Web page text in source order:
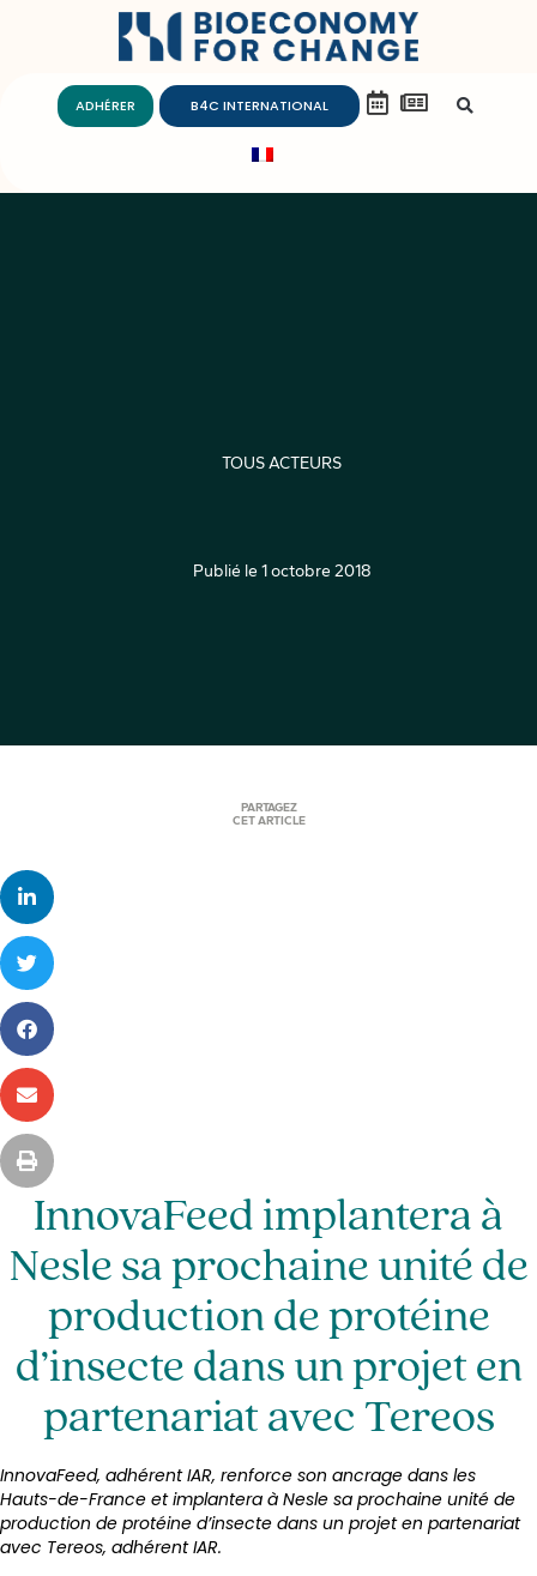
ADHÉRER B4C INTERNATIONAL
TOUS ACTEURS
Publié le 1 octobre 2018
PARTAGEZ
CET ARTICLE
InnovaFeed implantera à
Nesle sa prochaine unité de
production de protéine
d’insecte dans un projet en
partenariat avec Tereos
InnovaFeed, adhérent IAR, renforce son ancrage dans les
Hauts-de-France et implantera à Nesle sa prochaine unité de
production de protéine d’insecte dans un projet en partenariat
avec Tereos, adhérent IAR.